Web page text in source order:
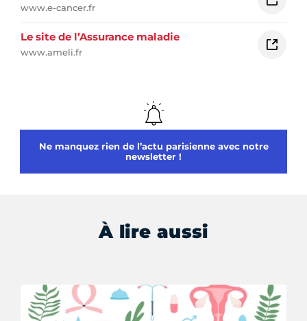
www.e-cancer.fr
Le site de l’Assurance maladie
www.ameli.fr
Ne manquez rien de l’actu parisienne avec notre
newsletter !
À lire aussi